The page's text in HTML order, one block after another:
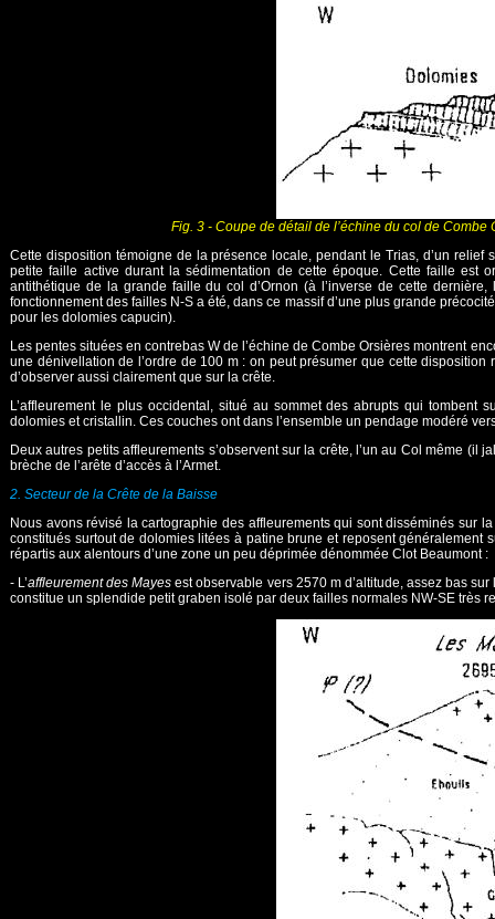
Fig. 3 - Coupe de détail de l’échine du col de
Cette disposition témoigne de la présence locale, pendant le Trias, d’un
petite faille active durant la sédimentation de cette époque. Cette faille est
antithétique de la grande faille du col d’Ornon (à l’inverse de cette
fonctionnement des failles N-S a été, dans ce massif d’une plus grande
pour les dolomies capucin).
Les pentes situées en contrebas W de l’échine de Combe Orsières montrent
une dénivellation de l’ordre de 100 m : on peut présumer que cette
d’observer aussi clairement que sur la crête.
L’affleurement le plus occidental, situé au sommet des abrupts qui
dolomies et cristallin. Ces couches ont dans l’ensemble un pendage modéré
Deux autres petits affleurements s’observent sur la crête, l’un au Col même
brèche de l’arête d’accès à l’Armet.
2. Secteur de la Crête de la Baisse
Nous avons révisé la cartographie des affleurements qui sont disséminés sur
constitués surtout de dolomies litées à patine brune et reposent généralement
répartis aux alentours d’une zone un peu déprimée dénommée Clot Beaumont :
- L’affleurement des Mayes est observable vers 2570 m d’altitude, assez bas
constitue un splendide petit graben isolé par deux failles normales NW-SE très